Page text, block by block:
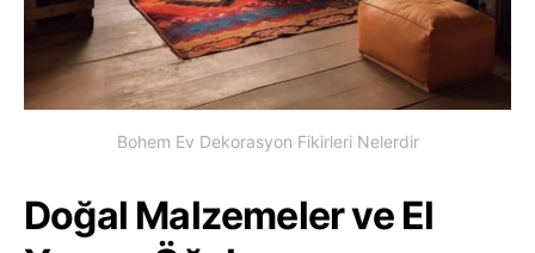
Bohem Ev Dekorasyon Fikirleri Nelerdir
Doğal Malzemeler ve El